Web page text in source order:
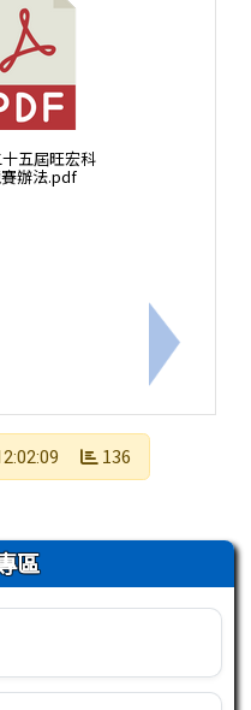
華民國115年4月21日以臺
五屆旺宏科
辦法.pdf
下一筆：
136
區